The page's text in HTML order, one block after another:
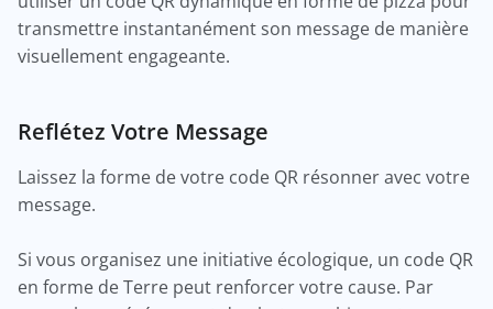
transmettre instantanément son message de manière
visuellement engageante.
Reflétez Votre Message
Laissez la forme de votre code QR résonner avec votre
message.
Si vous organisez une initiative écologique, un code QR
en forme de Terre peut renforcer votre cause. Par